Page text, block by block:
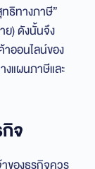
ธิทางภาษี”
ย) ดังนั้นจึง
ออนไลน์ของ
งแผนภาษีและ
จ
ของธุรกิจควร